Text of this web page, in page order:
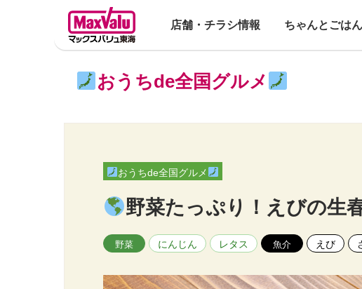
店舗・チラシ情報 ちゃんとごはん
おうちde全国グルメ
おうちde全国グルメ
野菜たっぷり！えびの生
野菜 にんじん レタス 魚介 えび